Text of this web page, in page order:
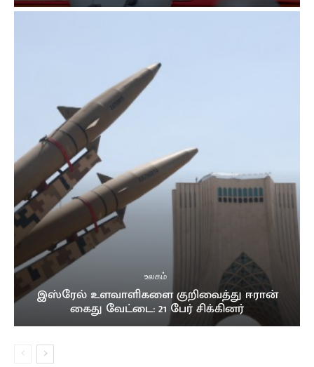
உலகம்
இஸ்ரேல் உளவாளிகளை குறிவைத்து ஈரான்
கைது வேட்டை: 21 பேர் சிக்கினர்